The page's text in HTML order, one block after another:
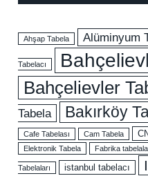
Ahşap Tabela Alüminyum
Tabelacı
Bahçelievler
Tabela
Bakırköy
Cafe Tabelası Cam Tabela
Elektronik Tabela Fabrika
Tabelaları istanbul tabelacı